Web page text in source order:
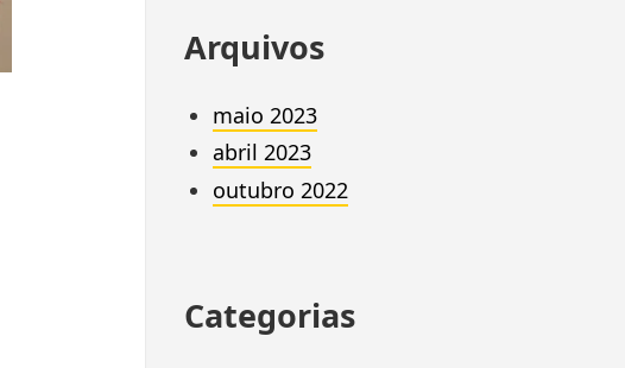
Arquivos
maio 2023
abril 2023
outubro 2022
Categorias